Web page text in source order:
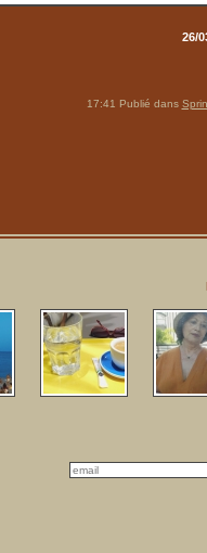
26/
17:41 Publié dans